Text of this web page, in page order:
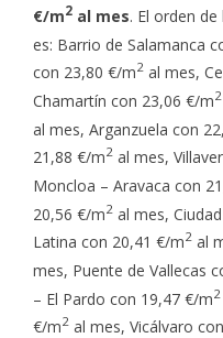
€/m2al mes. El orden
es: Barrio de Salamanca
con 23,80 €/m2al mes,
Chamartín con 23,06 €/m2
al mes, Arganzuela con
21,88 €/m2al mes,
Moncloa – Aravaca con
20,56 €/m2al mes,
Latina con 20,41 €/m2al
mes, Puente de Vallecas
– El Pardo con 19,47 €/m2
€/m2al mes, Vicálvaro